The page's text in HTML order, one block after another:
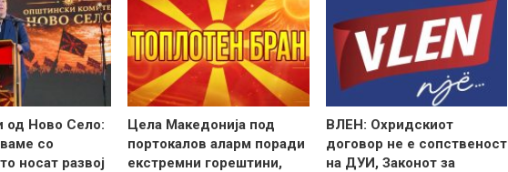
од Ново Село:
со
носат развој
Цела Македонија под
портокалов аларм поради
екстремни горештини,
ВЛЕН: Охридскиот
договор не е сопственост
на ДУИ, Законот за